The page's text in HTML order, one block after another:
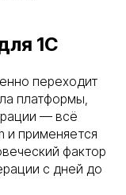
1С
переходит
платформы,
— всё
и применяется
фактор
с дней до